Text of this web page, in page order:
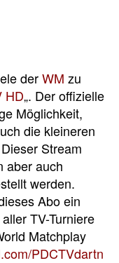
derWM zu
HD„. Der offizielle
Möglichkeit,
die kleineren
Stream
aber auch
werden.
Abo ein
TV-Turniere
Matchplay
PDCTVdartn